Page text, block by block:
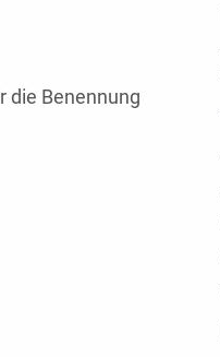
die Benennung